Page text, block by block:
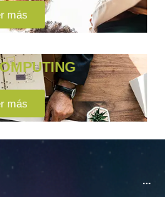
más
más
...